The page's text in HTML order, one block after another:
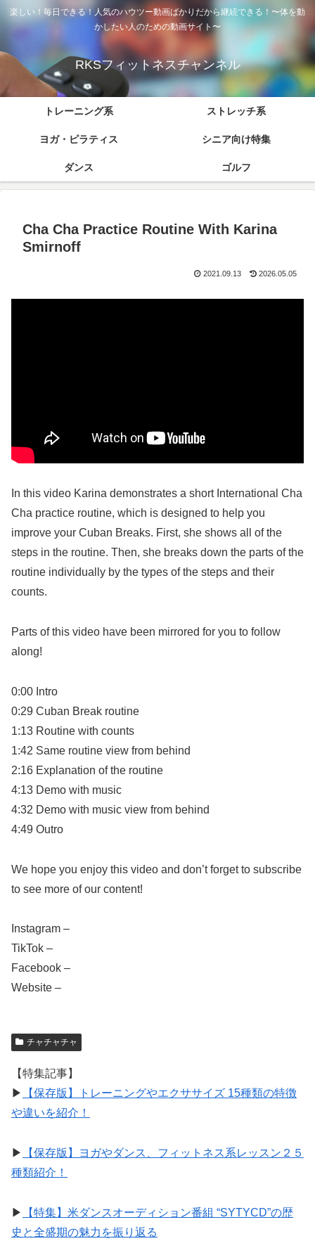
楽しい！毎日できる！人気のハウツー動画ばかりだから継続できる！〜体を動
かしたい人のための動画サイト〜
RKSフィットネスチャンネル
トレーニング系 ストレッチ系
ヨガ・ピラティス シニア向け特集
ダンス ゴルフ
Cha Cha Practice Routine With Karina
Smirnoff
2021.09.13 2026.05.05
In this video Karina demonstrates a short International Cha
Cha practice routine, which is designed to help you
improve your Cuban Breaks. First, she shows all of the
steps in the routine. Then, she breaks down the parts of the
routine individually by the types of the steps and their
counts.
Parts of this video have been mirrored for you to follow
along!
0:00 Intro
0:29 Cuban Break routine
1:13 Routine with counts
1:42 Same routine view from behind
2:16 Explanation of the routine
4:13 Demo with music
4:32 Demo with music view from behind
4:49 Outro
We hope you enjoy this video and don’t forget to subscribe
to see more of our content!
Instagram –
TikTok –
Facebook –
Website –
チャチャチャ
【特集記事】
▶︎
【保存版】トレーニングやエクササイズ 15種類の特徴
や違いを紹介！
▶︎
【保存版】ヨガやダンス、フィットネス系レッスン２５
種類紹介！
▶︎
【特集】米ダンスオーディション番組 “SYTYCD”の歴
史と全盛期の魅力を振り返る